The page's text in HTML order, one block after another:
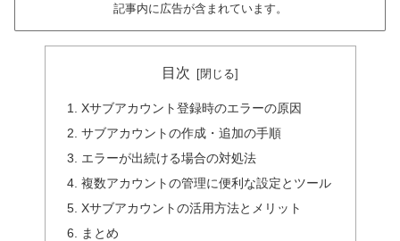
記事内に広告が含まれています。
目次
Xサブアカウント登録時のエラーの原因
サブアカウントの作成・追加の手順
エラーが出続ける場合の対処法
複数アカウントの管理に便利な設定とツール
Xサブアカウントの活用方法とメリット
まとめ